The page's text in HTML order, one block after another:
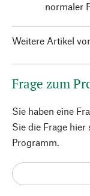
normaler
Weitere Artikel
Frage zum
Sie haben eine
Sie die Frage
Programm.